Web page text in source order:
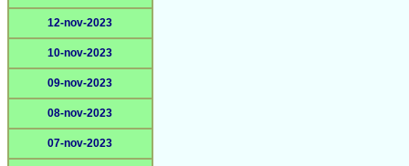
12-nov-2023
10-nov-2023
09-nov-2023
08-nov-2023
07-nov-2023